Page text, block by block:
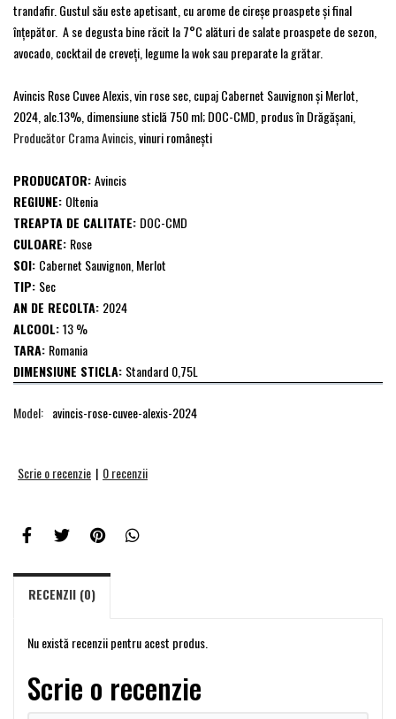
trandafir. Gustul său este apetisant, cu arome de cireșe proaspete și final
înțepător. A se degusta bine răcit la 7°C alături de salate proaspete de sezon,
avocado, cocktail de creveți, legume la wok sau preparate la grătar.
Avincis Rose Cuvee Alexis, vin rose sec, cupaj Cabernet Sauvignon şi Merlot,
2024, alc.13%, dimensiune sticlă 750 ml; DOC-CMD, produs în Drăgăşani,
Producător Crama Avincis , vinuri româneşti
PRODUCATOR:Avincis
REGIUNE: Oltenia
TREAPTA DE CALITATE: DOC-CMD
CULOARE: Rose
SOI: Cabernet Sauvignon, Merlot
TIP: Sec
AN DE RECOLTA: 2024
ALCOOL:13 %
TARA: Romania
DIMENSIUNE STICLA: Standard 0,75L
Model: avincis-rose-cuvee-alexis-2024
Scrie o recenzie | 0 recenzii
RECENZII (0)
Nu există recenzii pentru acest produs.
Scrie o recenzie